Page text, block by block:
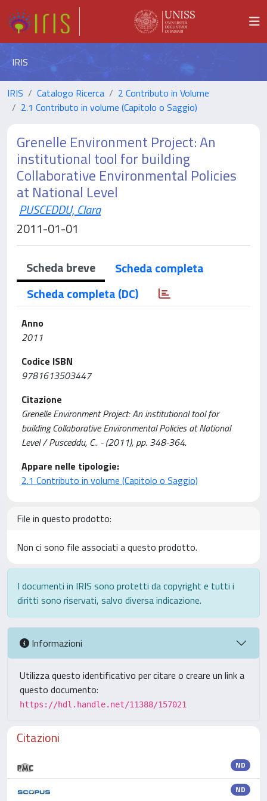
IRIS
IRIS Catalogo Ricerca
2 Contributo in Volume
2.1 Contributo in volume (Capitolo o Saggio)
Grenelle Environment Project: An
institutional tool for building
Collaborative Environmental Policies
at National Level
PUSCEDDU, Clara
2011-01-01
Scheda breve
Scheda completa
Scheda completa (DC)
Anno
2011
Codice ISBN
9781613503447
Citazione
Grenelle Environment Project: An institutional tool for
building Collaborative Environmental Policies at National
Level / Pusceddu, C.. - (2011), pp. 348-364.
Appare nelle tipologie:
2.1 Contributo in volume (Capitolo o Saggio)
File in questo prodotto:
Non ci sono file associati a questo prodotto.
I documenti in IRIS sono protetti da copyright e tutti i
diritti sono riservati, salvo diversa indicazione.
Informazioni
Utilizza questo identificativo per citare o creare un link a
questo documento:
https://hdl.handle.net/11388/157021
Citazioni
ND
ND